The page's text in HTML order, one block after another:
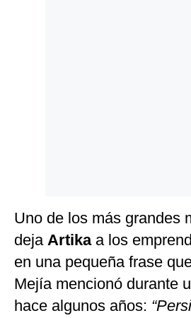
Uno de los más grandes
deja Artika a los
en una pequeña frase
Mejía mencionó durante
hace algunos años: